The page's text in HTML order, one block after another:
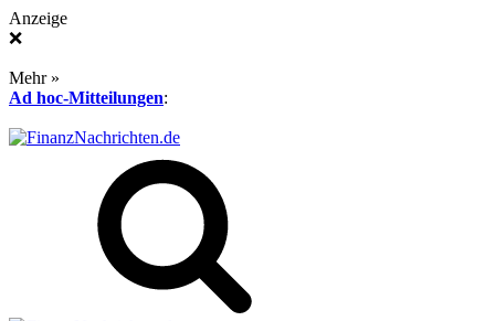
Anzeige
❌
Mehr »
Ad hoc-Mitteilungen: